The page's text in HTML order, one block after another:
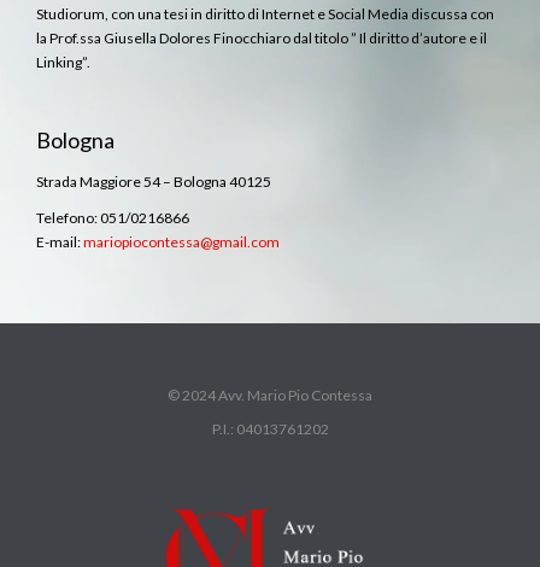
Studiorum, con una tesi in diritto di Internet e Social Media discussa con
la Prof.ssa Giusella Dolores Finocchiaro dal titolo ” Il diritto d’autore e il
Linking”.
Bologna
Strada Maggiore 54 – Bologna 40125
Telefono: 051/0216866
E-mail:mariopiocontessa@gmail.com
© 2024 Avv. Mario Pio Contessa
P.I.: 04013761202